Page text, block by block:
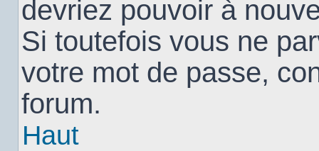
devriez pouvoir à
Si toutefois vous ne
votre mot de passe,
forum.
Haut